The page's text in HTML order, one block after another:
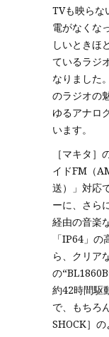
TVも映らな
電がなくな
しいときほ
ているラジ
なりました
のラジオの
ゆるアナロ
います。
［マキタ
イドFM（
送）」対応
ーに、さら
経由の音楽
「IP64」
ら、クリア
の
約42時間駆
で、もちろ
SHOCK］